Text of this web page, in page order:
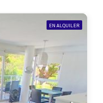
EN ALQUILER